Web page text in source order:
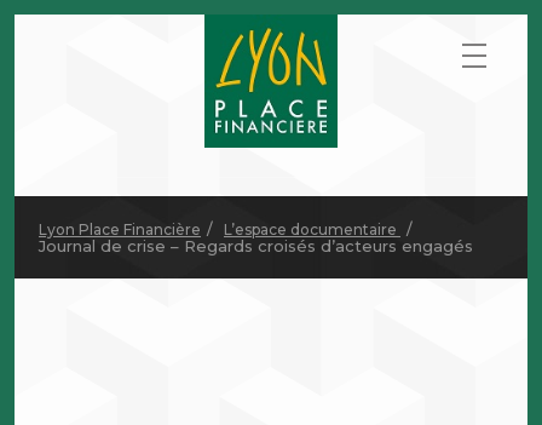
Lyon Place Financière L’espace documentaire
Journal de crise – Regards croisés d’acteurs engagés